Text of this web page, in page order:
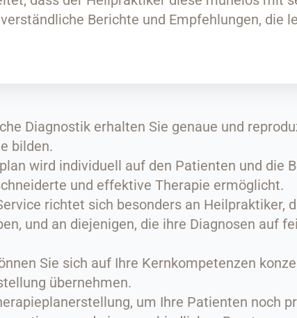
Berichte und Empfehlungen, die
Diagnostik erhalten Sie genaue und
bilden.
wird individuell auf den Patienten und die
und effektive Therapie ermöglicht.
richtet sich besonders an Heilpraktiker,
und an diejenigen, die ihre Diagnosen auf
Sie sich auf Ihre Kernkompetenzen
übernehmen.
um Ihre Patienten noch